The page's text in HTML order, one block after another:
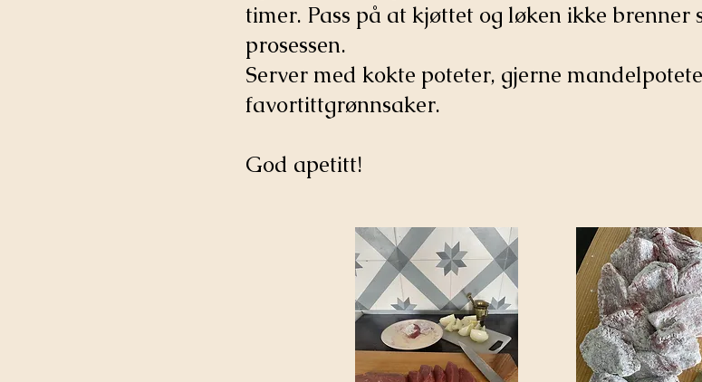
timer. Pass på at kjøttet og løken ikke
prosessen.
Server med kokte poteter, gjerne
favortittgrønnsaker.
God apetitt!